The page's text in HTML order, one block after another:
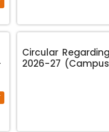
Circular
2026-27